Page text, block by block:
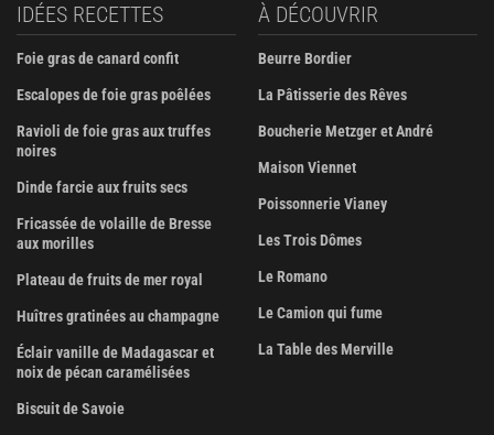
IDÉES RECETTES
Foie gras de canard confit
Escalopes de foie gras poêlées
Ravioli de foie gras aux truffes
noires
Dinde farcie aux fruits secs
Fricassée de volaille de Bresse
aux morilles
Plateau de fruits de mer royal
Huîtres gratinées au champagne
Éclair vanille de Madagascar et
noix de pécan caramélisées
Biscuit de Savoie
À DÉCOUVRIR
Beurre Bordier
La Pâtisserie des Rêves
Boucherie Metzger et André
Maison Viennet
Poissonnerie Vianey
Les Trois Dômes
Le Romano
Le Camion qui fume
La Table des Merville